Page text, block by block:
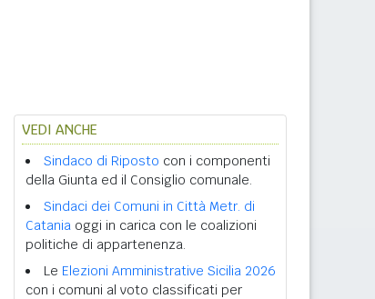
VEDI ANCHE
Sindaco di Riposto con i componenti
della Giunta ed il Consiglio comunale.
Sindaci dei Comuni in Città Metr. di
Catania oggi in carica con le coalizioni
politiche di appartenenza.
Le Elezioni Amministrative Sicilia 2026
con i comuni al voto classificati per